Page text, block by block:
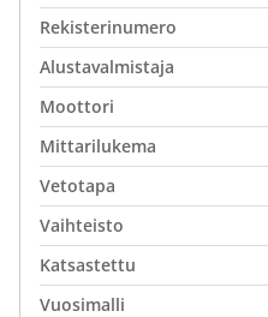
Rekisterinumero
Alustavalmistaja
Moottori
Mittarilukema
Vetotapa
Vaihteisto
Katsastettu
Vuosimalli